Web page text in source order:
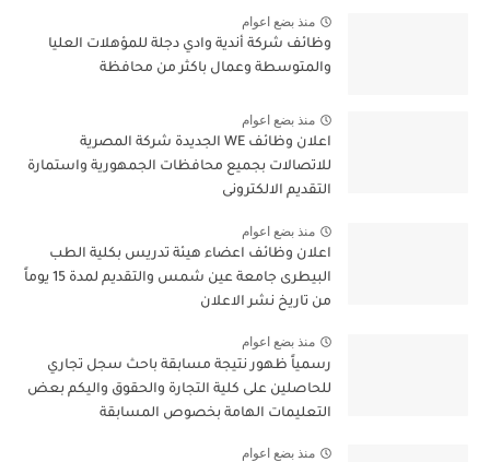
منذ بضع اعوام
وظائف شركة أندية وادي دجلة للمؤهلات العليا
والمتوسطة وعمال باكثر من محافظة
منذ بضع اعوام
اعلان وظائف WE الجديدة شركة المصرية
للاتصالات بجميع محافظات الجمهورية واستمارة
التقديم الالكترونى
منذ بضع اعوام
اعلان وظائف اعضاء هيئة تدريس بكلية الطب
البيطرى جامعة عين شمس والتقديم لمدة 15 يوماً
من تاريخ نشر الاعلان
منذ بضع اعوام
رسمياً ظهور نتيجة مسابقة باحث سجل تجاري
للحاصلين على كلية التجارة والحقوق واليكم بعض
التعليمات الهامة بخصوص المسابقة
منذ بضع اعوام